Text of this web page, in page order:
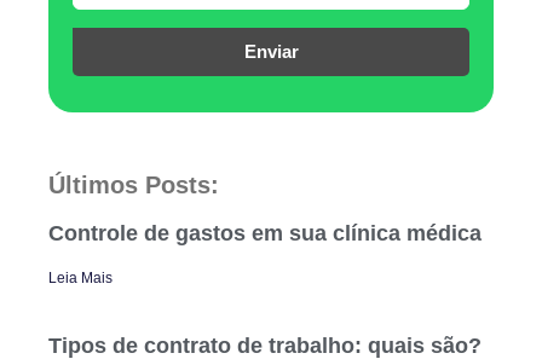
Enviar
Últimos Posts:
Controle de gastos em sua clínica médica
Leia Mais
Tipos de contrato de trabalho: quais são?